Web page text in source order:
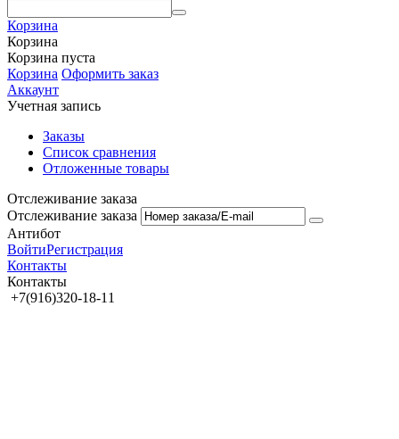
Корзина
Корзина
Корзина пуста
Корзина Оформить заказ
Аккаунт
Учетная запись
Заказы
Список сравнения
Отложенные товары
Отслеживание заказа
Отслеживание заказа
Антибот
ВойтиРегистрация
Контакты
Контакты
+7(916)320-18-11